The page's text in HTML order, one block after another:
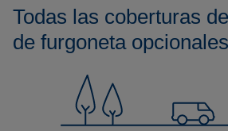
Todas las coberturas
de furgoneta opcionales